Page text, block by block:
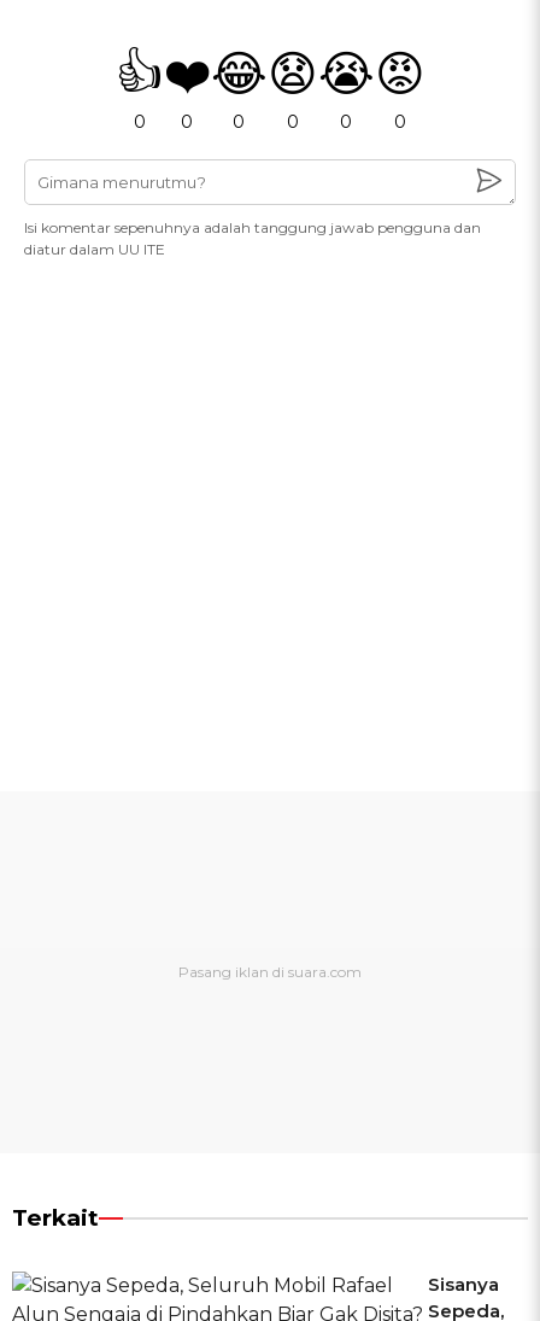
👍
0
❤️
0
😂
0
😧
0
😭
0
😡
0
Isi komentar sepenuhnya adalah tanggung jawab pengguna dan
diatur dalam UU ITE
Terkait
Sisanya
Sepeda,